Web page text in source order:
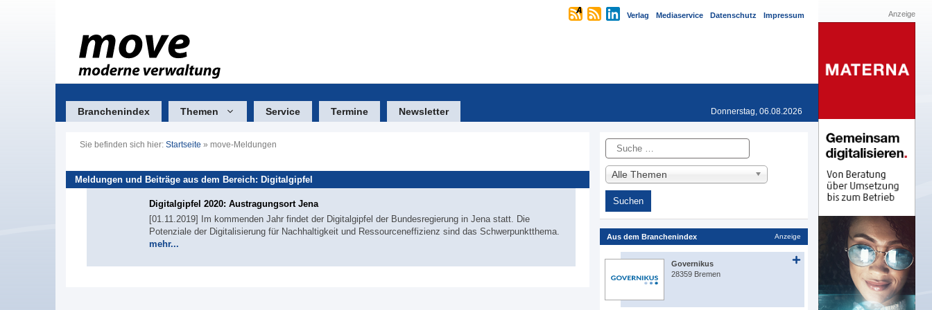
Verlag Mediaservice Datenschutz Impressum
Branchenindex Themen Service Termine Newsletter Donnerstag, 06.08.2026
Sie befinden sich hier: Startseite » move-Meldungen
Meldungen und Beiträge aus dem Bereich: Digitalgipfel
Digitalgipfel 2020: Austragungsort Jena
[01.11.2019] Im kommenden Jahr findet der Digitalgipfel der Bundesregierung in Jena statt. Die
Potenziale der Digitalisierung für Nachhaltigkeit und Ressourceneffizienz sind das Schwerpunktthema.
mehr...
Suche
Alle Themen
Aus dem Branchenindex Anzeige
Governikus
28359 Bremen
Anzeige